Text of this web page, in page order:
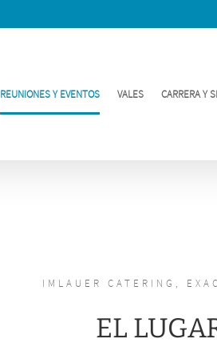
REUNIONES Y EVENTOS VALES CARRERA Y
IMLAUER CATERING,
EL